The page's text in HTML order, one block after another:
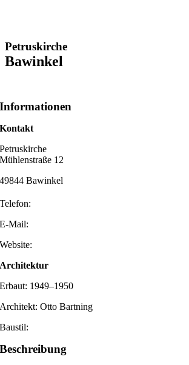
Petruskirche
Bawinkel
Informationen
Kontakt
Petruskirche
Mühlenstraße 12
49844 Bawinkel
Telefon:
E-Mail:
Website:
Architektur
Erbaut: 1949–1950
Architekt: Otto Bartning
Baustil:
Beschreibung